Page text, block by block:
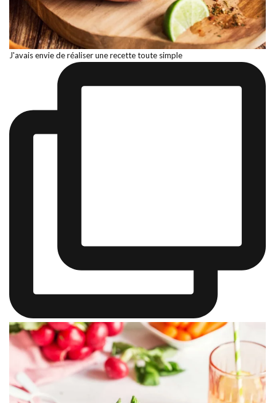
J'avais envie de réaliser une recette toute simple